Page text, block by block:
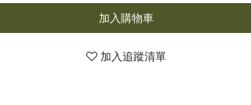
加入購物車
加入追蹤清單